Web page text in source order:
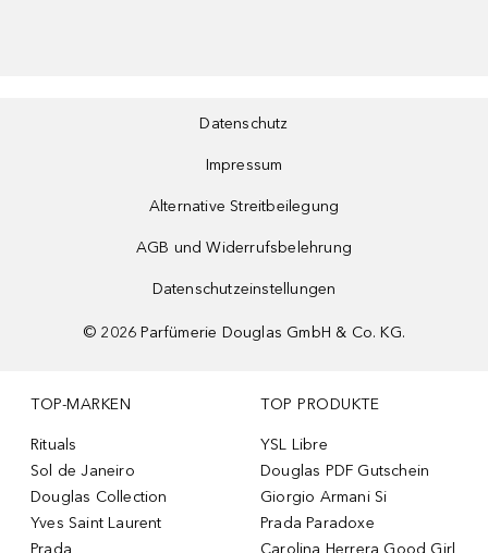
Datenschutz
Impressum
Alternative Streitbeilegung
AGB und Widerrufsbelehrung
Datenschutzeinstellungen
© 2026 Parfümerie Douglas GmbH & Co. KG.
TOP-MARKEN
Rituals
Sol de Janeiro
Douglas Collection
Yves Saint Laurent
Prada
TOP PRODUKTE
YSL Libre
Douglas PDF Gutschein
Giorgio Armani Si
Prada Paradoxe
Carolina Herrera Good Girl